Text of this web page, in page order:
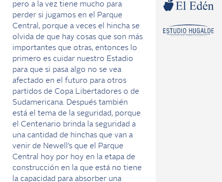
pero a la vez tiene mucho para
perder si jugamos en el Parque
Central, porque a veces el hincha se
olvida de que hay cosas que son más
importantes que otras, entonces lo
primero es cuidar nuestro Estadio
para que si pasa algo no se vea
afectado en el futuro para otros
partidos de Copa Libertadores o de
Sudamericana. Después también
está el tema de la seguridad, porque
el Centenario brinda la seguridad a
una cantidad de hinchas que van a
venir de Newell’s que el Parque
Central hoy por hoy en la etapa de
construcción en la que está no tiene
la capacidad para absorber una